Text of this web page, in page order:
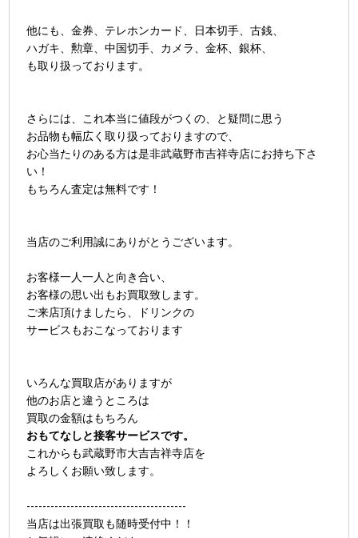
他にも、金券、テレホンカード、日本切手、古銭、
ハガキ、勲章、中国切手、カメラ、金杯、銀杯、
も取り扱っております。
さらには、これ本当に値段がつくの、と疑問に思う
お品物も幅広く取り扱っておりますので、
お心当たりのある方は是非武蔵野市吉祥寺店にお持ち下さ
い！
もちろん査定は無料です！
当店のご利用誠にありがとうございます。
お客様一人一人と向き合い、
お客様の思い出もお買取致します。
ご来店頂けましたら、ドリンクの
サービスもおこなっております
いろんな買取店がありますが
他のお店と違うところは
買取の金額はもちろん
おもてなしと接客サービスです。
これからも武蔵野市大吉吉祥寺店を
よろしくお願い致します。
----------------------------------------
当店は出張買取も随時受付中！！